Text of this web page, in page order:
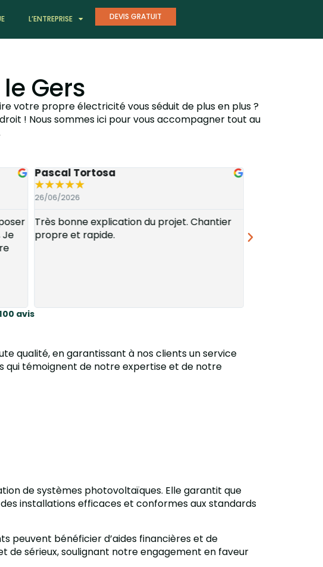
L’ENTREPRISE DEVIS GRATUIT
Gers
votre propre électricité vous séduit de plus en plus ?
! Nous sommes ici pour vous accompagner tout au
Je
Pascal Tortosa
★★★★★
26/06/2026
Très bonne explication du projet. Chantier
propre et rapide.
réussite.Le
avis
qualité, en garantissant à nos clients un service
qui témoignent de notre expertise et de notre
de systèmes photovoltaïques. Elle garantit que
installations efficaces et conformes aux standards
peuvent bénéficier d’aides financières et de
de sérieux, soulignant notre engagement en faveur